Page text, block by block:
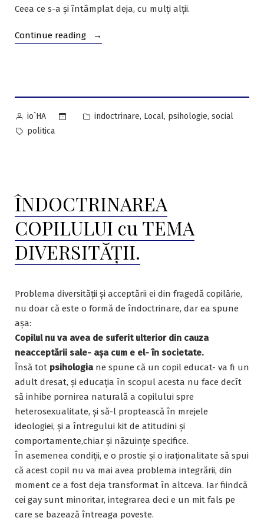
Ceea ce s-a și întâmplat deja, cu mulți alții.
Continue reading
“Am
Posted
by
io`HA
Posted
indoctrinare, Local, psihologie, social
Tags:
politica
ÎNDOCTRINAREA
COPILULUI cu TEMA
DIVERSITĂȚII.
Problema diversității și acceptării ei din fragedă copilărie,
nu doar că este o formă de îndoctrinare, dar ea spune
așa:
Copilul nu va avea de suferit ulterior din cauza
neacceptării sale- așa cum e el- în societate.
Însă tot psihologiane spune că un copil educat- va fi un
adult dresat, și educația în scopul acesta nu face decît
să inhibe pornirea naturală a copilului spre
heterosexualitate, și să-l proptească în mrejele
ideologiei, și a întregului kit de atitudini și
comportamente,chiar și năzuințe specifice.
În asemenea condiții, e o prostie și o iraționalitate să spui
că acest copil nu va mai avea problema integrării, din
moment ce a fost deja transformat în altceva. Iar fiindcă
cei gay sunt minoritar, integrarea deci e un mit fals pe
care se bazează întreaga poveste.